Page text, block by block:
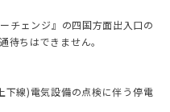
チェンジ』の四国方面出入口の
待ちはできません。
線)電気設備の点検に伴う停電